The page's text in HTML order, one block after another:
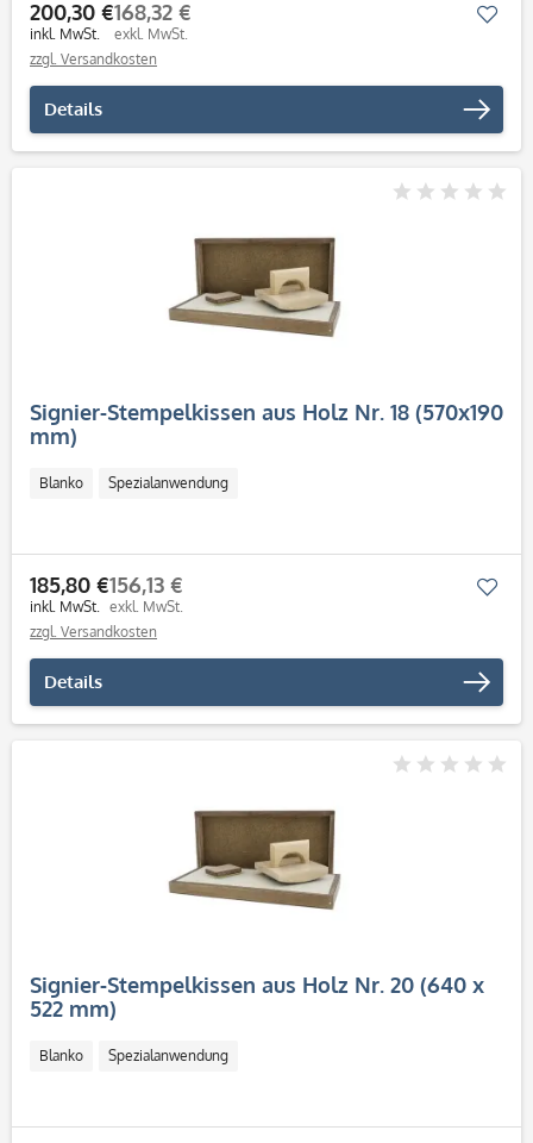
200,30 €
inkl. MwSt.
168,32 €
exkl. MwSt.
zzgl. Versandkosten
Details
Signier-Stempelkissen aus Holz Nr. 18 (570x190
mm)
Blanko Spezialanwendung
185,80 €
inkl. MwSt.
156,13 €
exkl. MwSt.
zzgl. Versandkosten
Details
Signier-Stempelkissen aus Holz Nr. 20 (640 x
522 mm)
Blanko Spezialanwendung